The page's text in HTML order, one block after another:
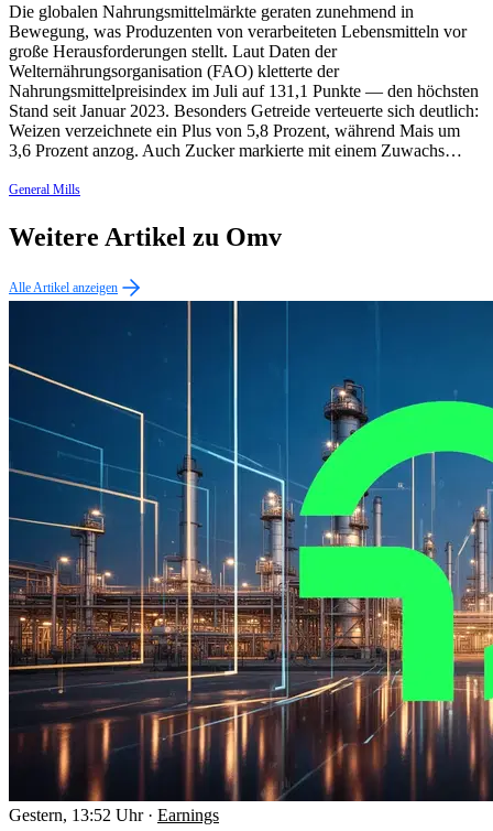
Die globalen Nahrungsmittelmärkte geraten zunehmend in
Bewegung, was Produzenten von verarbeiteten Lebensmitteln vor
große Herausforderungen stellt. Laut Daten der
Welternährungsorganisation (FAO) kletterte der
Nahrungsmittelpreisindex im Juli auf 131,1 Punkte — den höchsten
Stand seit Januar 2023. Besonders Getreide verteuerte sich deutlich:
Weizen verzeichnete ein Plus von 5,8 Prozent, während Mais um
3,6 Prozent anzog. Auch Zucker markierte mit einem Zuwachs…
General Mills
Weitere Artikel zu Omv
Alle Artikel anzeigen
Gestern, 13:52 Uhr · Earnings